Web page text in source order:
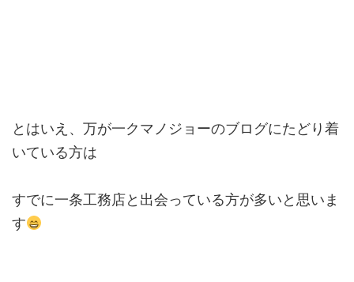
とはいえ、万が一クマノジョーのブログにたどり着
いている方は
すでに一条工務店と出会っている方が多いと思いま
す